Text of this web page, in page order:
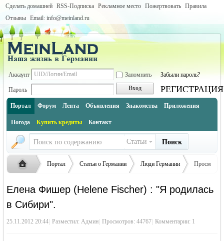
Сделать домашней RSS-Подписка Рекламное место Пожертвовать Правила
Отзывы Email: info@meinland.ru
Аккаунт Запомнить Забыли пароль?
Пароль Вход РЕГИСТРАЦИЯ
Портал Форум Лента Объявления Знакомства Приложения
Погода Купить кредиты Контакт
Статьи Поиск
Русская ›
Портал Статьи о Германии Люди Германии Просм
статьи
Елена Фишер (Helene Fischer) : "Я родилась
в Сибири".
25.11.2012 20:44 Разместил:Админ Просмотров: 44767 Комментарии: 1